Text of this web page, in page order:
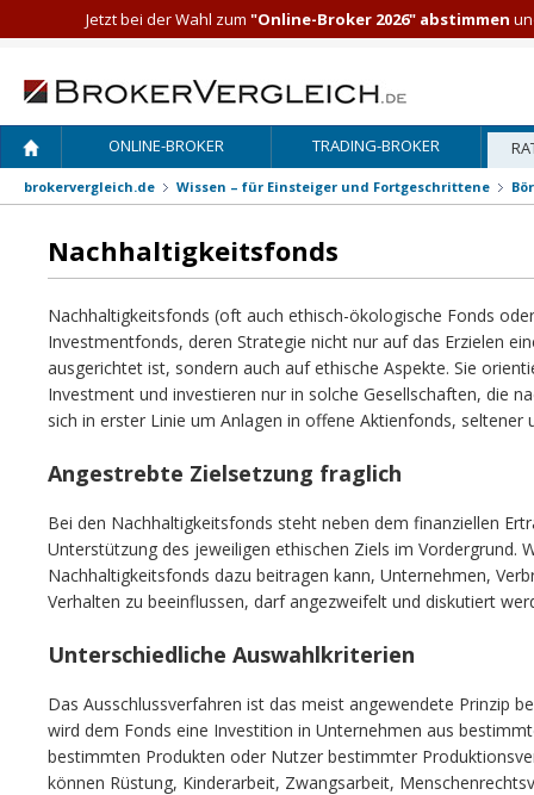
ONLINE-BROKER TRADING-BROKER
brokervergleich.de Wissen – für Einsteiger und Fortgeschrittene
Nachhaltigkeitsfonds
Nachhaltigkeitsfonds (oft auch ethisch-ökologische Fonds
Investmentfonds, deren Strategie nicht nur auf das Erzielen
ausgerichtet ist, sondern auch auf ethische Aspekte. Sie
Investment und investieren nur in solche Gesellschaften, die
sich in erster Linie um Anlagen in offene Aktienfonds, seltener
Angestrebte Zielsetzung fraglich
Bei den Nachhaltigkeitsfonds steht neben dem finanziellen
Unterstützung des jeweiligen ethischen Ziels im Vordergrund.
Nachhaltigkeitsfonds dazu beitragen kann, Unternehmen,
Verhalten zu beeinflussen, darf angezweifelt und diskutiert
Unterschiedliche Auswahlkriterien
Das Ausschlussverfahren ist das meist angewendete Prinzip
wird dem Fonds eine Investition in Unternehmen aus
bestimmten Produkten oder Nutzer bestimmter
können Rüstung, Kinderarbeit, Zwangsarbeit,
Jetzt bei der Wahl zum "Online-Broker 2026" abstimmen